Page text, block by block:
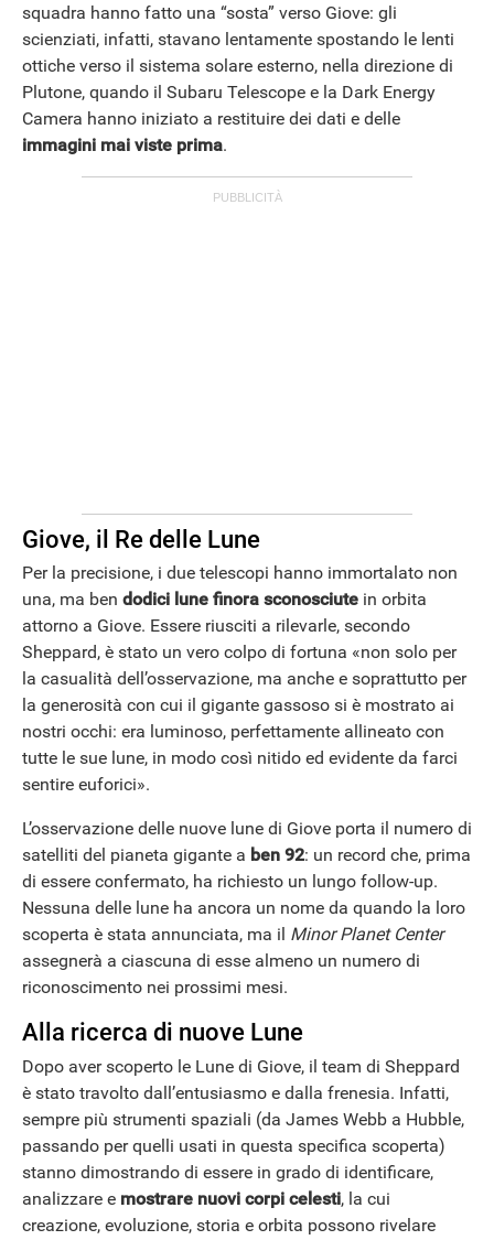
squadra hanno fatto una “sosta” verso Giove: gli
scienziati, infatti, stavano lentamente spostando le lenti
ottiche verso il sistema solare esterno, nella direzione di
Plutone, quando il Subaru Telescope e la Dark Energy
Camera hanno iniziato a restituire dei dati e delle
immagini mai viste prima.
Giove, il Re delle Lune
Per la precisione, i due telescopi hanno immortalato non
una, ma ben dodici lune finora sconosciute in orbita
attorno a Giove. Essere riusciti a rilevarle, secondo
Sheppard, è stato un vero colpo di fortuna «non solo per
la casualità dell’osservazione, ma anche e soprattutto per
la generosità con cui il gigante gassoso si è mostrato ai
nostri occhi: era luminoso, perfettamente allineato con
tutte le sue lune, in modo così nitido ed evidente da farci
sentire euforici».
L’osservazione delle nuove lune di Giove porta il numero di
satelliti del pianeta gigante a ben 92: un record che, prima
di essere confermato, ha richiesto un lungo follow-up.
Nessuna delle lune ha ancora un nome da quando la loro
scoperta è stata annunciata, ma il Minor Planet Center
assegnerà a ciascuna di esse almeno un numero di
riconoscimento nei prossimi mesi.
Alla ricerca di nuove Lune
Dopo aver scoperto le Lune di Giove, il team di Sheppard
è stato travolto dall’entusiasmo e dalla frenesia. Infatti,
sempre più strumenti spaziali (da James Webb a Hubble,
passando per quelli usati in questa specifica scoperta)
stanno dimostrando di essere in grado di identificare,
analizzare e mostrare nuovi corpi celesti, la cui
creazione, evoluzione, storia e orbita possono rivelare